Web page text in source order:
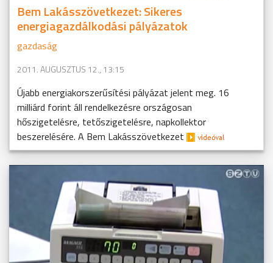
Bem Lakásszövetkezet: Sikeres
energiagazdálkodási pályázatok
gazdaság
2011. AUGUSZTUS 12., 13:15
Újabb energiakorszerűsítési pályázat jelent meg. 16
milliárd forint áll rendelkezésre országosan
hőszigetelésre, tetőszigetelésre, napkollektor
beszerelésére. A Bem Lakásszövetkezet